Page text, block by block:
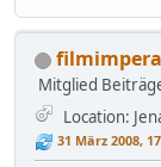
Mitglied
Location:
31 März 2008,